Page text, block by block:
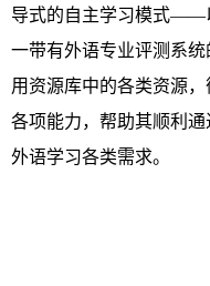
导式的自主学习模式——
一带有外语专业评测系
用资源库中的各类资源
各项能力，帮助其顺利
外语学习各类需求。